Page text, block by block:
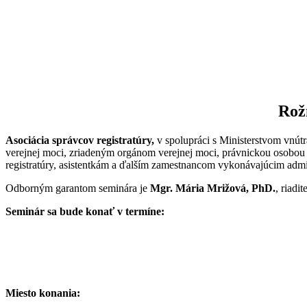
Asociácia správcov registratúry, v spolupráci s Ministerstvom
verejnej moci, zriadeným orgánom verejnej moci, právnickou
registratúry, asistentkám a ďalším zamestnancom vykonávajúcim
Odborným garantom seminára je Mgr. Mária Mrižová, PhD.,
Seminár sa bude konať v termíne:
Miesto konania: